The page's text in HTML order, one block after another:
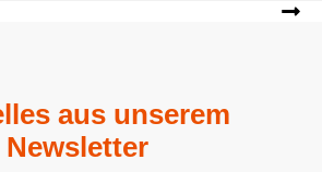
aus unserem
Newsletter